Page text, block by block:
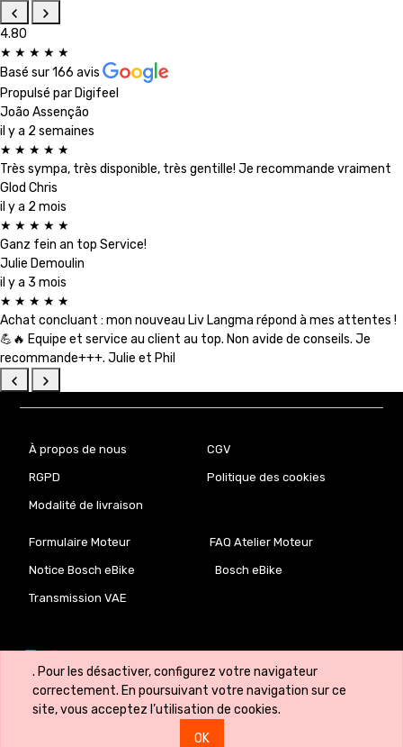
. Pour les désactiver, configurez votre navigateur
correctement. En poursuivant votre navigation sur ce
site, vous acceptez l’utilisation de cookies.
OK
4.80
★ ★ ★ ★ ★
Basé sur166 avis
Propulsé par Digifeel
João Assenção
il y a 2 semaines
★ ★ ★ ★ ★
Très sympa, très disponible, très gentille! Je recommande vraiment
Glod Chris
il y a 2 mois
★ ★ ★ ★ ★
Ganz fein an top Service!
Julie Demoulin
il y a 3 mois
★ ★ ★ ★ ★
Achat concluant : mon nouveau Liv Langma répond à mes attentes !
💪🔥 Equipe et service au client au top. Non avide de conseils. Je
recommande+++. Julie et Phil
À propos de nous CGV
RGPD Politique des cookies
Modalité de livraison
Formulaire Moteur FAQ Atelier Moteur
Notice Bosch eBike Bosch eBike
Transmission VAE
Copyright © VeloLab.lu 🇱🇺